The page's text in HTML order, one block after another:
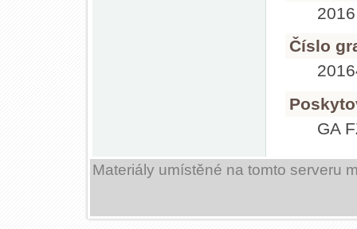
Číslo
GA
Materiály umístěné na tomto serveru